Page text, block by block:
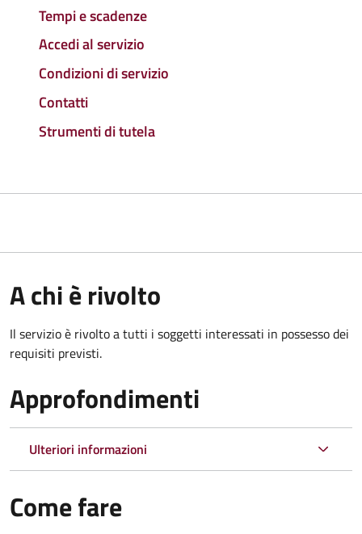
Tempi e scadenze
Accedi al servizio
Condizioni di servizio
Contatti
Strumenti di tutela
A chi è rivolto
Il servizio è rivolto a tutti i soggetti interessati in possesso dei
requisiti previsti.
Approfondimenti
Ulteriori informazioni
Come fare